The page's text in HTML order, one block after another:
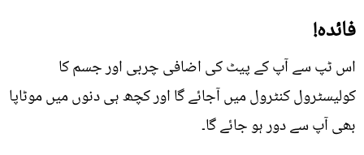
فائدہ!
اس ٹپ سے آپ کے پیٹ کی اضافی چربی اور جسم کا
کولیسٹرول کنٹرول میں آجائے گا اور کچھ ہی دنوں میں موٹاپا
بھی آپ سے دور ہو جائے گا۔